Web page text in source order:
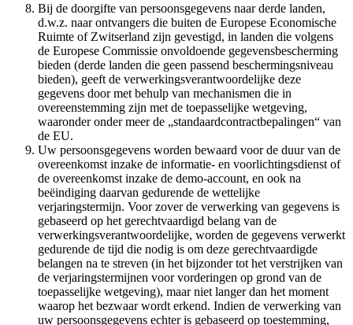
Bij de doorgifte van persoonsgegevens naar derde landen,
d.w.z. naar ontvangers die buiten de Europese Economische
Ruimte of Zwitserland zijn gevestigd, in landen die volgens
de Europese Commissie onvoldoende gegevensbescherming
bieden (derde landen die geen passend beschermingsniveau
bieden), geeft de verwerkingsverantwoordelijke deze
gegevens door met behulp van mechanismen die in
overeenstemming zijn met de toepasselijke wetgeving,
waaronder onder meer de „standaardcontractbepalingen“ van
de EU.
Uw persoonsgegevens worden bewaard voor de duur van de
overeenkomst inzake de informatie- en voorlichtingsdienst of
de overeenkomst inzake de demo-account, en ook na
beëindiging daarvan gedurende de wettelijke
verjaringstermijn. Voor zover de verwerking van gegevens is
gebaseerd op het gerechtvaardigd belang van de
verwerkingsverantwoordelijke, worden de gegevens verwerkt
gedurende de tijd die nodig is om deze gerechtvaardigde
belangen na te streven (in het bijzonder tot het verstrijken van
de verjaringstermijnen voor vorderingen op grond van de
toepasselijke wetgeving), maar niet langer dan het moment
waarop het bezwaar wordt erkend. Indien de verwerking van
uw persoonsgegevens echter is gebaseerd op toestemming,